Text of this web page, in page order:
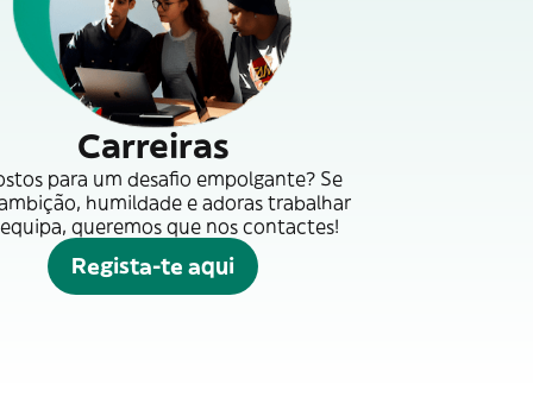
Carreiras
para um desafio empolgante? Se
humildade e adoras trabalhar
queremos que nos contactes!
Regista-te aqui